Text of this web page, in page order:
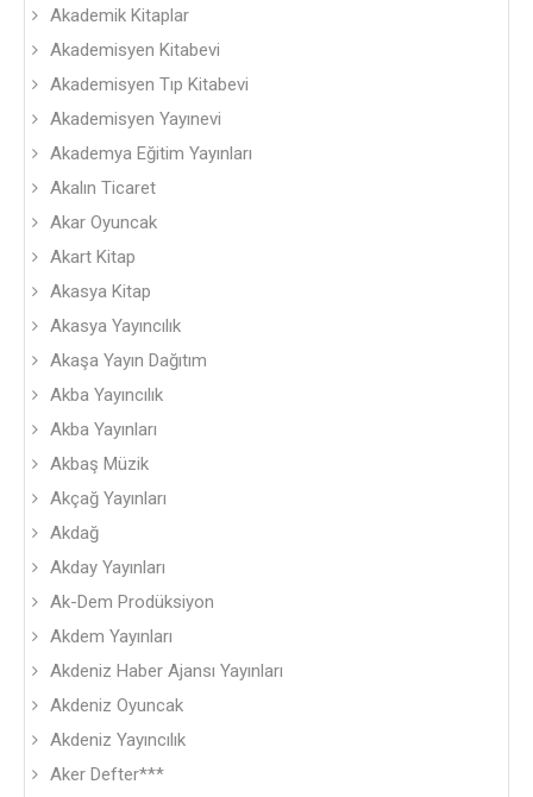
Akademik Kitaplar
Akademisyen Kitabevi
Akademisyen Tıp Kitabevi
Akademisyen Yayınevi
Akademya Eğitim Yayınları
Akalın Ticaret
Akar Oyuncak
Akart Kitap
Akasya Kitap
Akasya Yayıncılık
Akaşa Yayın Dağıtım
Akba Yayıncılık
Akba Yayınları
Akbaş Müzik
Akçağ Yayınları
Akdağ
Akday Yayınları
Ak-Dem Prodüksiyon
Akdem Yayınları
Akdeniz Haber Ajansı Yayınları
Akdeniz Oyuncak
Akdeniz Yayıncılık
Aker Defter***